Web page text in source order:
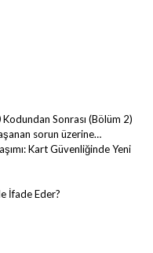
Sonrası (Bölüm 2)
sorun üzerine…
Kart Güvenliğinde Yeni
İfade Eder?